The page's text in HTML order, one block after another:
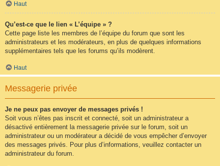
Haut
Qu’est-ce que le lien « L’équipe » ?
Cette page liste les membres de l’équipe du forum que sont les
administrateurs et les modérateurs, en plus de quelques informations
supplémentaires tels que les forums qu’ils modèrent.
Haut
Messagerie privée
Je ne peux pas envoyer de messages privés !
Soit vous n’êtes pas inscrit et connecté, soit un administrateur a
désactivé entièrement la messagerie privée sur le forum, soit un
administrateur ou un modérateur a décidé de vous empêcher d’envoyer
des messages privés. Pour plus d’informations, veuillez contacter un
administrateur du forum.